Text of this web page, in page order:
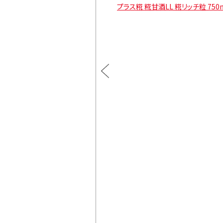
プラス糀 糀甘酒LL 糀リッチ粒